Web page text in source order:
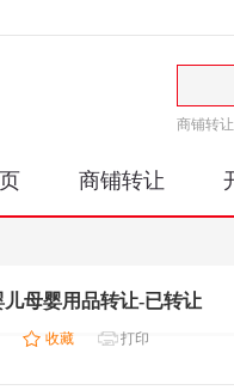
商铺转让
商铺转让
母婴用品转让-已转让
收藏 打印